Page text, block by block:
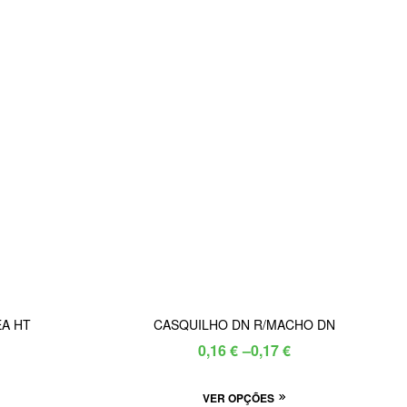
HT CASQUILHO DN R/MACHO DN
0,16€ –0,17€
Price
0,16 €
VER OPÇÕES This